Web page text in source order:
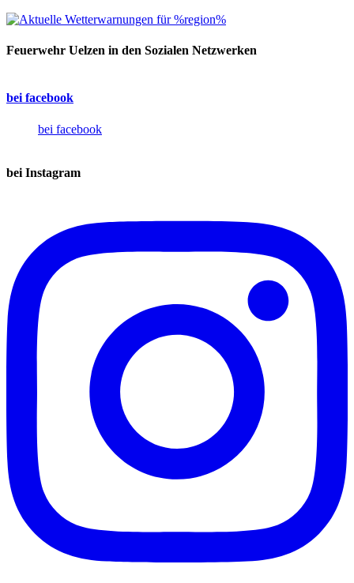
Feuerwehr Uelzen in den Sozialen Netzwerken
bei facebook
bei facebook
bei Instagram